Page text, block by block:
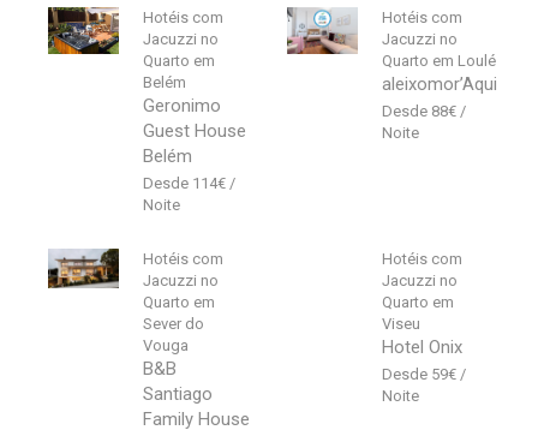
Hotéis com
Jacuzzi no
Quarto em
Belém
Geronimo
Guest House
Belém
114€
Hotéis com
Jacuzzi no
Quarto em Loulé
aleixomor’Aqui
88€
Hotéis com
Jacuzzi no
Quarto em
Sever do
Vouga
B&B
Santiago
Family House
Hotéis com
Jacuzzi no
Quarto em
Viseu
Hotel Onix
59€